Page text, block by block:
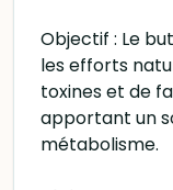
Objectif : Le
les efforts
toxines et de
apportant un
métabolisme.